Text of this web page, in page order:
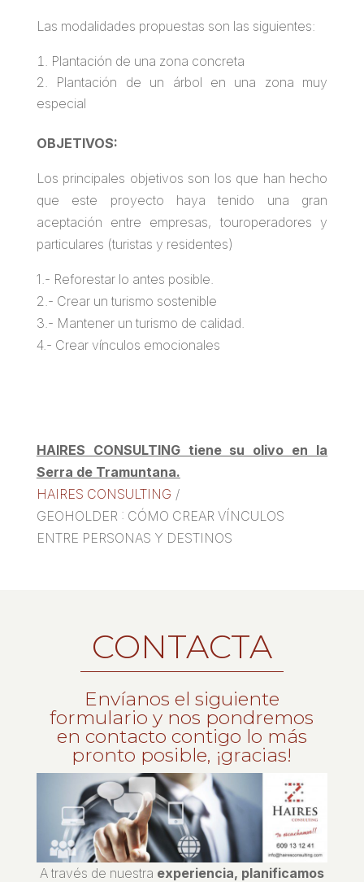
Las modalidades propuestas son las siguientes:
Plantación de una zona concreta
Plantación de un árbol en una zona muy
especial
OBJETIVOS:
Los principales objetivos son los que han hecho
que este proyecto haya tenido una gran
aceptación entre empresas, touroperadores y
particulares (turistas y residentes)
1.- Reforestar lo antes posible.
2.- Crear un turismo sostenible
3.- Mantener un turismo de calidad.
4.- Crear vínculos emocionales
HAIRES CONSULTING tiene su olivo en la
Serra de Tramuntana.
HAIRES CONSULTING /
GEOHOLDER : CÓMO CREAR VÍNCULOS
ENTRE PERSONAS Y DESTINOS
CONTACTA
Envíanos el siguiente
formulario y nos pondremos
en contacto contigo lo más
pronto posible, ¡gracias!
A través de nuestra experiencia, planificamos